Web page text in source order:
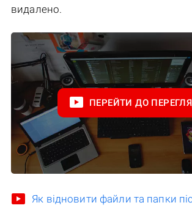
видалено.
ПЕРЕЙТИ ДО
Як відновити файли та папки